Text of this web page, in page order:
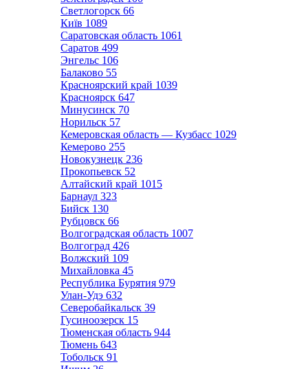
Светлогорск 66
Київ 1089
Саратовская область 1061
Саратов 499
Энгельс 106
Балаково 55
Красноярский край 1039
Красноярск 647
Минусинск 70
Норильск 57
Кемеровская область — Кузбасс 1029
Кемерово 255
Новокузнецк 236
Прокопьевск 52
Алтайский край 1015
Барнаул 323
Бийск 130
Рубцовск 66
Волгоградская область 1007
Волгоград 426
Волжский 109
Михайловка 45
Республика Бурятия 979
Улан-Удэ 632
Северобайкальск 39
Гусиноозерск 15
Тюменская область 944
Тюмень 643
Тобольск 91